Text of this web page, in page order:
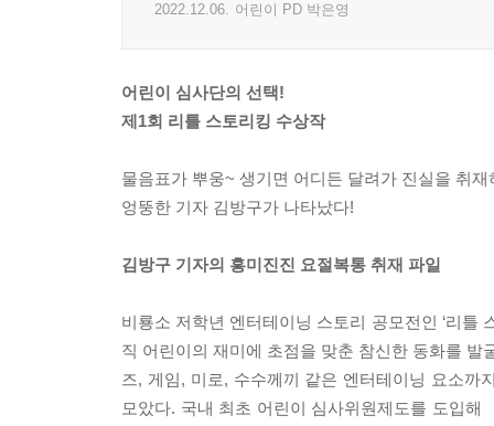
2022.12.06. 어린이 PD 박은영
어린이 심사단의 선택!
제1회 리틀 스토리킹 수상작
물음표가 뿌웅~ 생기면 어디든 달려가 진실을 취재
엉뚱한 기자 김방구가 나타났다!
김방구 기자의 흥미진진 요절복통 취재 파일
비룡소 저학년 엔터테이닝 스토리 공모전인 ‘리틀
직 어린이의 재미에 초점을 맞춘 참신한 동화를
즈, 게임, 미로, 수수께끼 같은 엔터테이닝 요소까
모았다. 국내 최초 어린이 심사위원제도를 도입